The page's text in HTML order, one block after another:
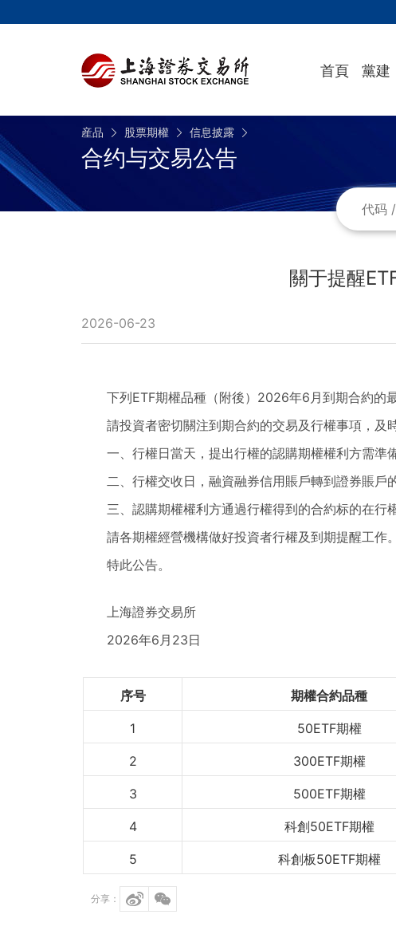
首頁 黨建
産品 股票期權 信息披露
合约与交易公告
關于提醒
2026-06-23
下列ETF期權品種（附後）2026年6月到期合約的
請投資者密切關注到期合約的交易及行權事項，及
一、行權日當天，提出行權的認購期權權利方需準
二、行權交收日，融資融券信用賬戶轉到證券賬戶
三、認購期權權利方通過行權得到的合約标的在行
請各期權經營機構做好投資者行權及到期提醒工作。
特此公告。
上海證券交易所
2026年6月23日
序号 期權合約品種
1 50ETF期權
2 300ETF期權
3 500ETF期權
4 科創50ETF期權
5 科創板50ETF期權
分享：